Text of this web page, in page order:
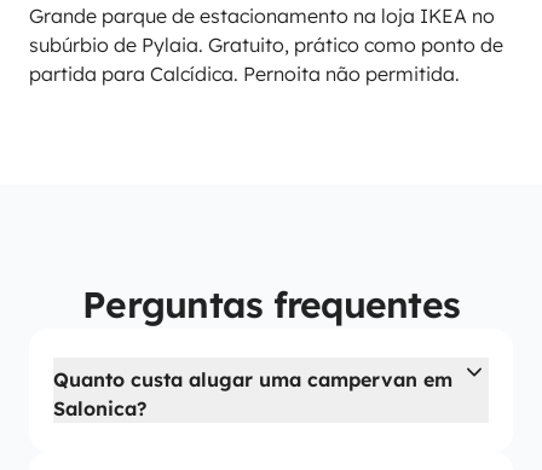
Grande parque de estacionamento na loja IKEA no
subúrbio de Pylaia. Gratuito, prático como ponto de
partida para Calcídica. Pernoita não permitida.
Perguntas frequentes
Quanto custa alugar uma campervan em
Salonica?